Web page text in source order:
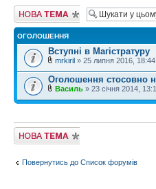
Створити нову
тему
ОГОЛОШЕННЯ
Вступні в Магістратуру
mrkiril » 25 липня 2016, 18:44
Оголошення стосовно
Василь » 23 січня 2014,
Створити нову
тему
Повернутись до Список форумів